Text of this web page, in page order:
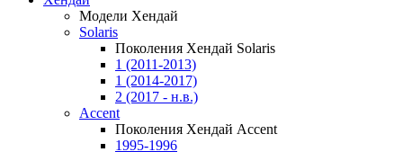
Модели Хендай
Solaris
Поколения Хендай Solaris
1 (2011-2013)
1 (2014-2017)
2 (2017 - н.в.)
Accent
Поколения Хендай Accent
1995-1996